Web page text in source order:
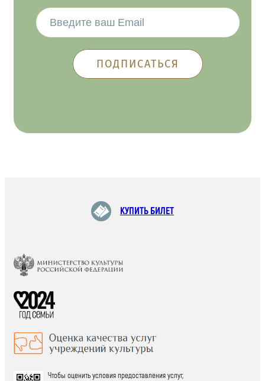
КУПИТЬ БИЛЕТ
Чтобы оценить условия предоставления услуг,